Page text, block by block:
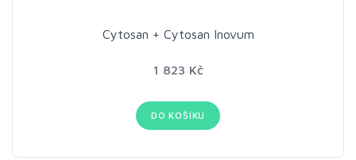
Cytosan + Cytosan Inovum
1 823 Kč
DO KOŠÍKU